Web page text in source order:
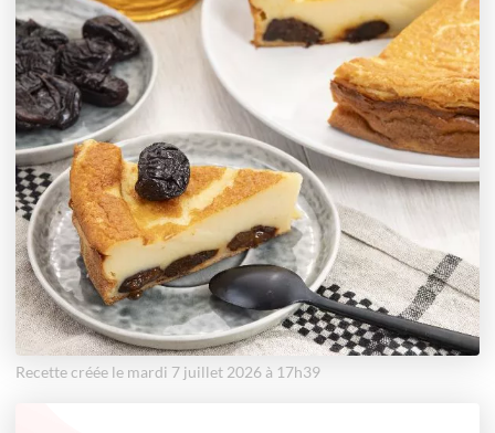
Recette créée le mardi 7 juillet 2026 à 17h39